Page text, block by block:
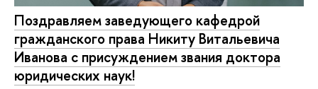
Поздравляем заведующего кафедрой
гражданского права Никиту Витальевича
Иванова с присуждением звания доктора
юридических наук!